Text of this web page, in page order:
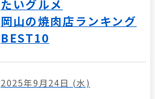
たいグルメ
岡山の焼肉店ランキング
BEST10
2025年9月24日 (水)